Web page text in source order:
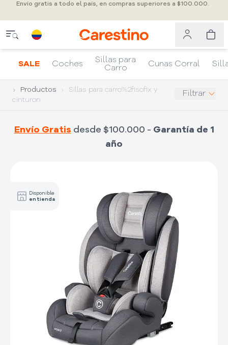
Envío gratis a todo el país, en compras superiores a $100.000.
SALE Coches
Sillas para
Carro
Cunas Corral
Productos
Sillas para carro%2fisofix y
cinturon
Filtrar
Envío Gratis desde $100.000 - Garantía de 1
año
Disponible
en tienda